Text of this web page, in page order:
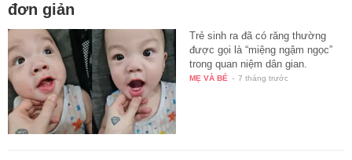
đơn giản
Trẻ sinh ra đã có răng thường
được gọi là “miệng ngậm ngọc”
trong quan niệm dân gian.
MẸ VÀ BÉ - 7 tháng trước